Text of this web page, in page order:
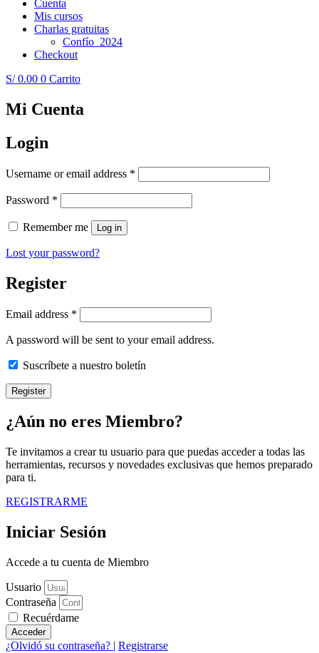
Cuenta
Mis cursos
Charlas gratuitas
Confío_2024
Checkout
S/0.00 0 Carrito
Mi Cuenta
Login
Username or email address *
Password *
Remember me Log in
Lost your password?
Register
Email address *
A password will be sent to your email address.
Suscríbete a nuestro boletín
Register
¿Aún no eres Miembro?
Te invitamos a crear tu usuario para que puedas acceder a todas las
herramientas, recursos y novedades exclusivas que hemos preparado
para ti.
REGISTRARME
Iniciar Sesión
Accede a tu cuenta de Miembro
Usuario
Contraseña
Recuérdame
Acceder
¿Olvidó su contraseña? | Registrarse